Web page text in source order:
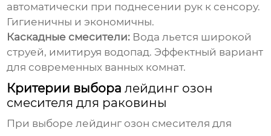
автоматически при поднесении рук к сенсору.
Гигиеничны и экономичны.
Каскадные смесители: Вода льется широкой
струей, имитируя водопад. Эффектный вариант
для современных ванных комнат.
Критерии выборалейдинг озон
смесителя для раковины
При выборелейдинг озон смесителя для